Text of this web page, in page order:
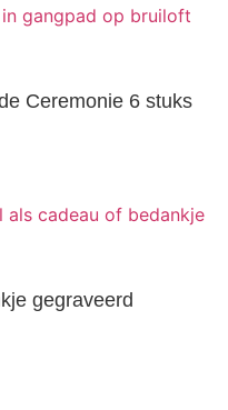
Ceremonie 6 stuks
gegraveerd